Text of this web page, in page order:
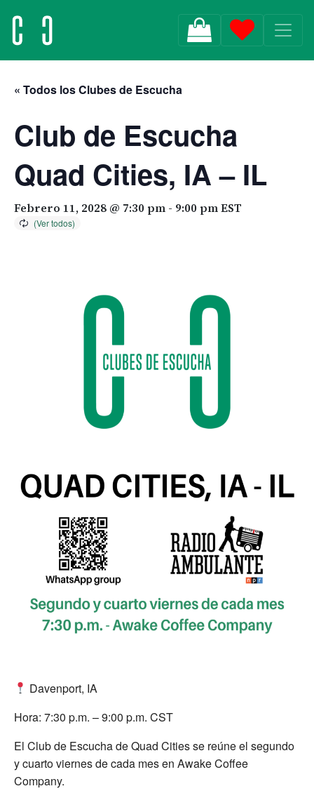
MAIN NAVIGATION
« Todos los Clubes de Escucha
Club de Escucha
Quad Cities, IA – IL
Febrero 11, 2028 @ 7:30 pm - 9:00 pmEST
Davenport, IA
Hora: 7:30 p.m. – 9:00 p.m. CST
El Club de Escucha de Quad Cities se reúne el segundo
y cuarto viernes de cada mes en Awake Coffee
Company.